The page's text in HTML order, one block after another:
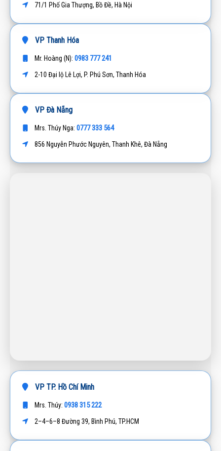
71/1 Phố Gia Thượng, Bồ Đề, Hà Nội
VP Thanh Hóa
Mr. Hoàng (N): 0983 777 241
2-10 Đại lộ Lê Lợi, P. Phú Sơn, Thanh Hóa
VP Đà Nẵng
Mrs. Thúy Nga: 0777 333 564
856 Nguyễn Phước Nguyên, Thanh Khê, Đà Nẵng
VP TP. Hồ Chí Minh
Mrs. Thúy: 0938 315 222
2–4–6–8 Đường 39, Bình Phú, TP.HCM